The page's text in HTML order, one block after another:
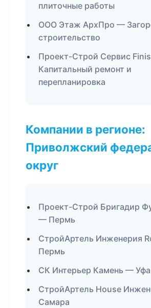
плиточные работы
ООО Этаж АрхПро —
строительство
Проект-Строй Сервис
Капитальный ремонт и
перепланировка
Компании в регионе:
Приволжский
округ
Проект-Строй Бригадир
— Пермь
СтройАртель Инженерия
Пермь
СК Интерьер Камень — Уфа
СтройАртель House
Самара